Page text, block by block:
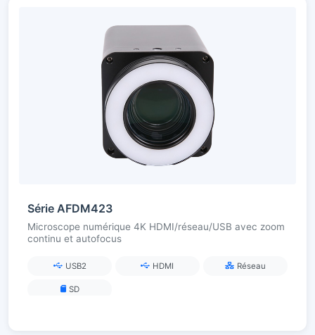
Série AFDM423
Microscope numérique 4K HDMI/réseau/USB avec zoom
continu et autofocus
USB2 HDMI Réseau
SD